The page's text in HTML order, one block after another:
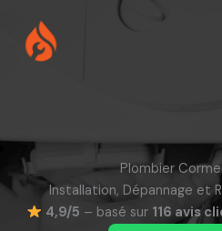
contenu
Plombier
Installation, Dépannage et
4,9/5 – basé sur 116 avis